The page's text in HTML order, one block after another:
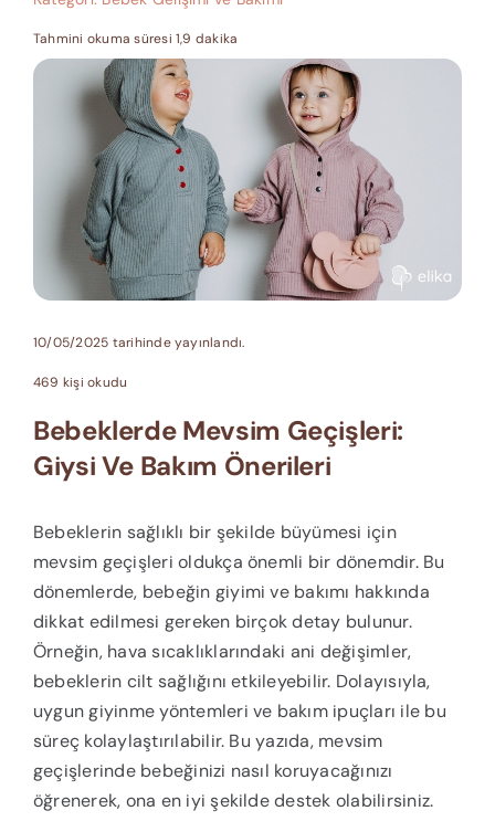
Tahmini okuma süresi 1,9 dakika
10/05/2025 tarihinde yayınlandı.
469 kişi okudu
Bebeklerde Mevsim Geçişleri:
Giysi Ve Bakım Önerileri
Bebeklerin sağlıklı bir şekilde büyümesi için
mevsim geçişleri oldukça önemli bir dönemdir. Bu
dönemlerde, bebeğin giyimi ve bakımı hakkında
dikkat edilmesi gereken birçok detay bulunur.
Örneğin, hava sıcaklıklarındaki ani değişimler,
bebeklerin cilt sağlığını etkileyebilir. Dolayısıyla,
uygun giyinme yöntemleri ve bakım ipuçları ile bu
süreç kolaylaştırılabilir. Bu yazıda, mevsim
geçişlerinde bebeğinizi nasıl koruyacağınızı
öğrenerek, ona en iyi şekilde destek olabilirsiniz.